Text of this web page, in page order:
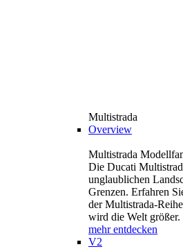
Multistrada
Overview
Multistrada
Die Ducati
unglaublichen
Grenzen. Erfahren
der Multistrada-
wird die Welt größer.
mehr entdecken
V2